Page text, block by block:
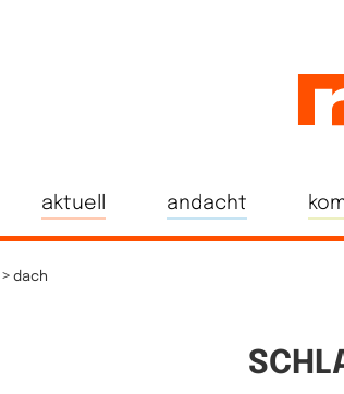
aktuell andacht
> dach